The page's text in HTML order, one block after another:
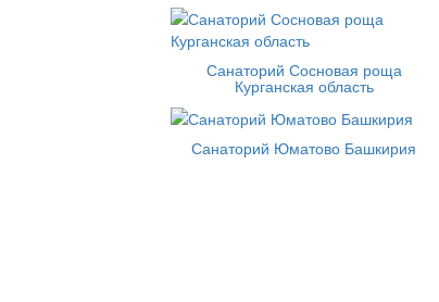
Санаторий Сосновая роща
Курганская область
Санаторий Юматово Башкирия